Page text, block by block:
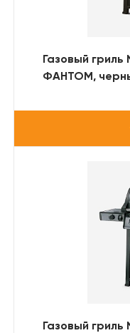
Газовый
ФАНТОМ,
Газовый